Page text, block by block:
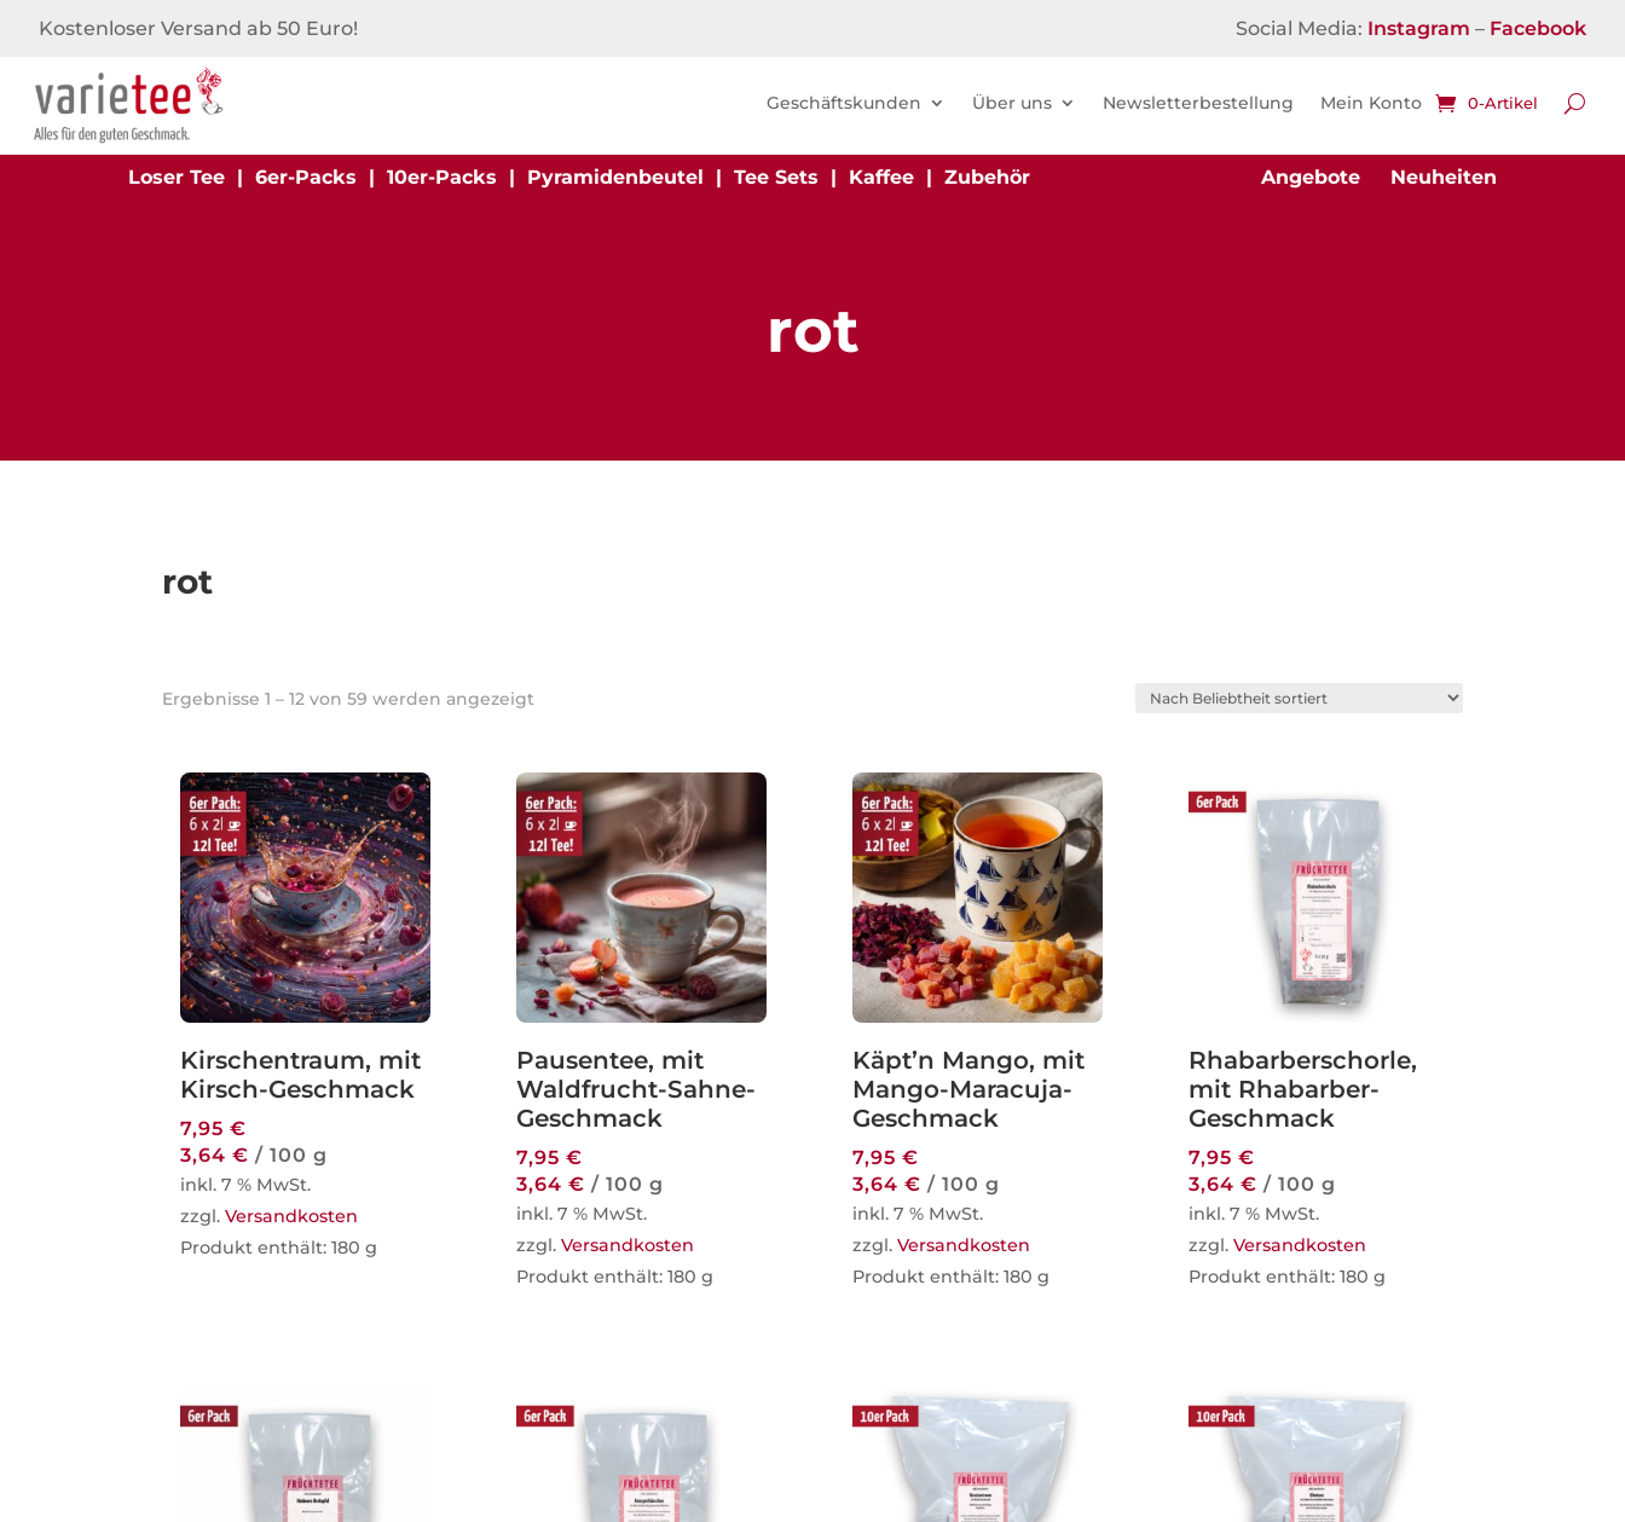
Kostenloser Versand ab 50 Euro! Social Media: Instagram – Facebook
Geschäftskunden Über uns Newsletterbestellung Mein Konto 0-Artikel
Loser Tee| 6er-Packs | 10er-Packs | Pyramidenbeutel | Tee Sets | Kaffee| Zubehör Angebote Neuheiten
rot
rot
Ergebnisse 1 – 12 von 59 werden angezeigt
Kirschentraum, mit
Kirsch-Geschmack
7,95€
3,64€ /100 g
inkl. 7 % MwSt.
zzgl.Versandkosten
Produkt enthält: 180g
Pausentee, mit
Waldfrucht-Sahne-
Geschmack
7,95€
3,64€ /100 g
inkl. 7 % MwSt.
zzgl.Versandkosten
Produkt enthält: 180g
Käpt’n Mango, mit
Mango-Maracuja-
Geschmack
7,95€
3,64€ /100 g
inkl. 7 % MwSt.
zzgl.Versandkosten
Produkt enthält: 180g
Rhabarberschorle,
mit Rhabarber-
Geschmack
7,95€
3,64€ /100 g
inkl. 7 % MwSt.
zzgl.Versandkosten
Produkt enthält: 180g